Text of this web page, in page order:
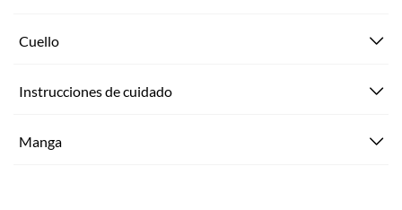
Cuello
Instrucciones de cuidado
Manga